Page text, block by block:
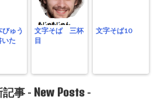
びゅう
いた
文字そば 三杯
目
文字そば10
事 - New Posts -